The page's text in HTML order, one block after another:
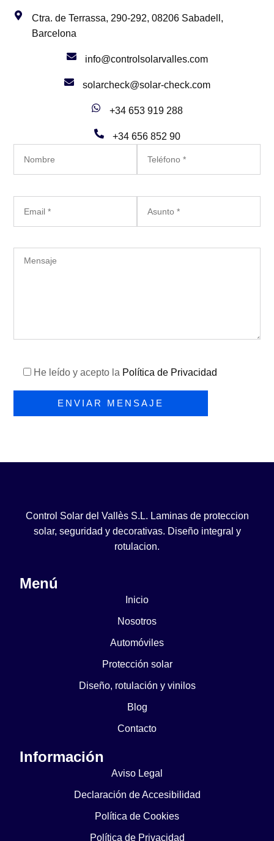
He leído y acepto la Política de Privacidad
Ctra. de Terrassa, 290-292, 08206 Sabadell,
Barcelona
info@controlsolarvalles.com
solarcheck@solar-check.com
+34 653 919 288
+34 656 852 90
Control Solar del Vallès S.L. Laminas de proteccion
solar, seguridad y decorativas. Diseño integral y
rotulacion.
Menú
Inicio
Nosotros
Automóviles
Protección solar
Diseño, rotulación y vinilos
Blog
Contacto
Información
Aviso Legal
Declaración de Accesibilidad
Política de Cookies
Política de Privacidad